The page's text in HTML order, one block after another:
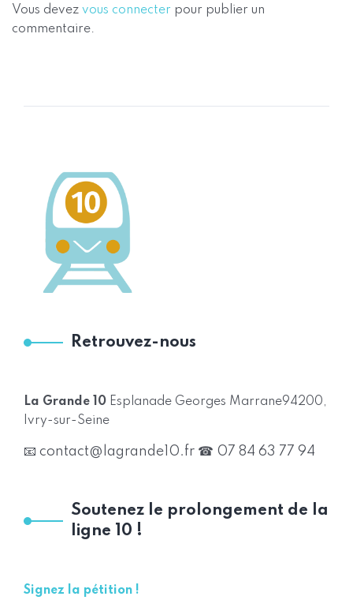
Vous devez vous connecter pour publier un
commentaire.
Retrouvez-nous
La Grande 10 Esplanade Georges Marrane94200,
Ivry-sur-Seine
📧 contact@lagrande10.fr ☎ 07 84 63 77 94
Soutenez le prolongement de la
ligne 10 !
Signez la pétition !